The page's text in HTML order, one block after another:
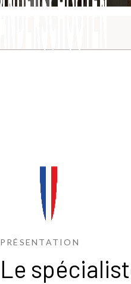
PRÉSENTATION
Le